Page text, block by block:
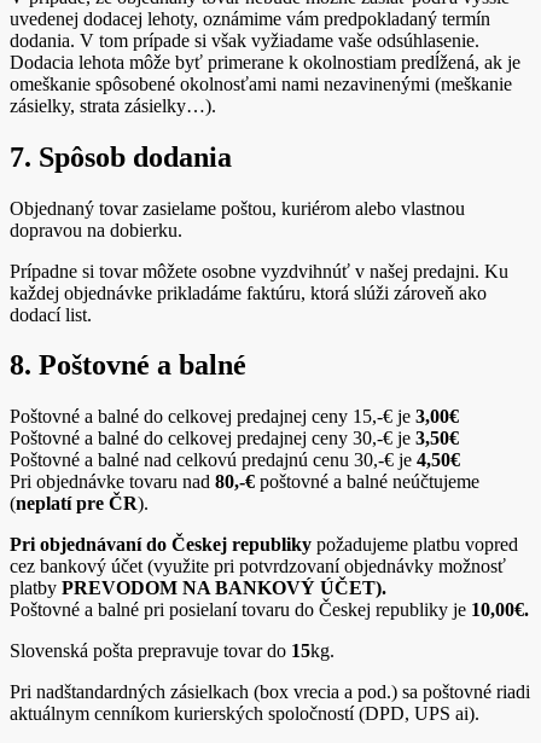
uvedenej dodacej lehoty, oznámime vám predpokladaný termín
dodania. V tom prípade si však vyžiadame vaše odsúhlasenie.
Dodacia lehota môže byť primerane k okolnostiam predĺžená, ak je
omeškanie spôsobené okolnosťami nami nezavinenými (meškanie
zásielky, strata zásielky…).
7. Spôsob dodania
Objednaný tovar zasielame poštou, kuriérom alebo vlastnou
dopravou na dobierku.
Prípadne si tovar môžete osobne vyzdvihnúť v našej predajni. Ku
každej objednávke prikladáme faktúru, ktorá slúži zároveň ako
dodací list.
8. Poštovné a balné
Poštovné a balné do celkovej predajnej ceny 15,-€ je 3,00€
Poštovné a balné do celkovej predajnej ceny 30,-€ je 3,50€
Poštovné a balné nad celkovú predajnú cenu 30,-€ je 4,50€
Pri objednávke tovaru nad 80,-€ poštovné a balné neúčtujeme
(neplatí pre ČR).
Pri objednávaní do Českej republiky požadujeme platbu vopred
cez bankový účet (využite pri potvrdzovaní objednávky možnosť
platby PREVODOM NA BANKOVÝ ÚČET).
Poštovné a balné pri posielaní tovaru do Českej republiky je 10,00€.
Slovenská pošta prepravuje tovar do 15kg.
Pri nadštandardných zásielkach (box vrecia a pod.) sa poštovné riadi
aktuálnym cenníkom kurierských spoločností (DPD, UPS ai).